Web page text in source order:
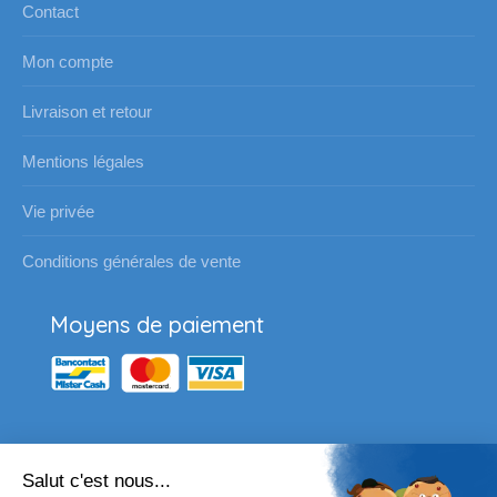
Contact
Mon compte
Livraison et retour
Mentions légales
Vie privée
Conditions générales de vente
Moyens de paiement
Salut c'est nous...